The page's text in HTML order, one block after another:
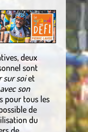
deux
sont
sur soiet
son
pour tous les
de
du